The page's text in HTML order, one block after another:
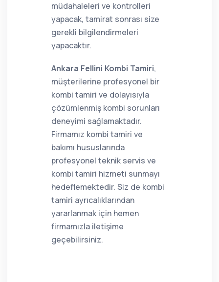
müdahaleleri ve kontrolleri
yapacak, tamirat sonrası size
gerekli bilgilendirmeleri
yapacaktır.
Ankara Fellini Kombi Tamiri,
müşterilerine profesyonel bir
kombi tamiri ve dolayısıyla
çözümlenmiş kombi sorunları
deneyimi sağlamaktadır.
Firmamız kombi tamiri ve
bakımı hususlarında
profesyonel teknik servis ve
kombi tamiri hizmeti sunmayı
hedeflemektedir. Siz de kombi
tamiri ayrıcalıklarından
yararlanmak için hemen
firmamızla iletişime
geçebilirsiniz.